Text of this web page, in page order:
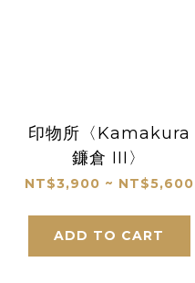
印物所〈Kamakura
鐮倉 III〉
NT$3,900 ~ NT$5,600
ADD TO CART